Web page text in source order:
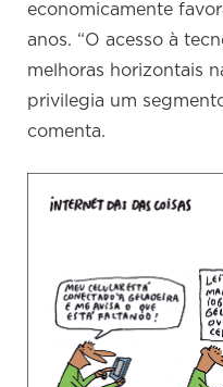
economicamente
anos. “O acesso à
melhoras horizontais
privilegia um
comenta.